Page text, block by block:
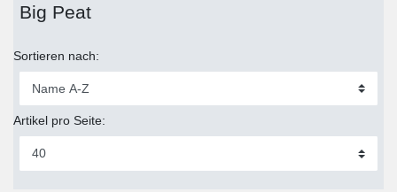
Big Peat
Sortieren nach:
Artikel pro Seite: